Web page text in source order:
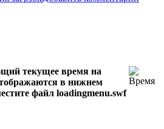
текущее время на
в нижнем
файл loadingmenu.swf